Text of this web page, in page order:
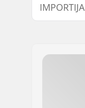
IMPORTIJA